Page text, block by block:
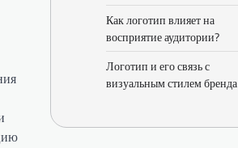
Как логотип влияет на
восприятие аудитории?
Логотип и его связь с
визуальным стилем бренда